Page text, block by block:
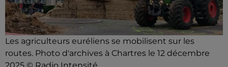
Les agriculteurs euréliens se mobilisent sur les
routes. Photo d'archives à Chartres le 12 décembre